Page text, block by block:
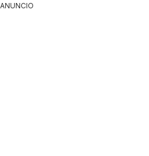
ANUNCIO